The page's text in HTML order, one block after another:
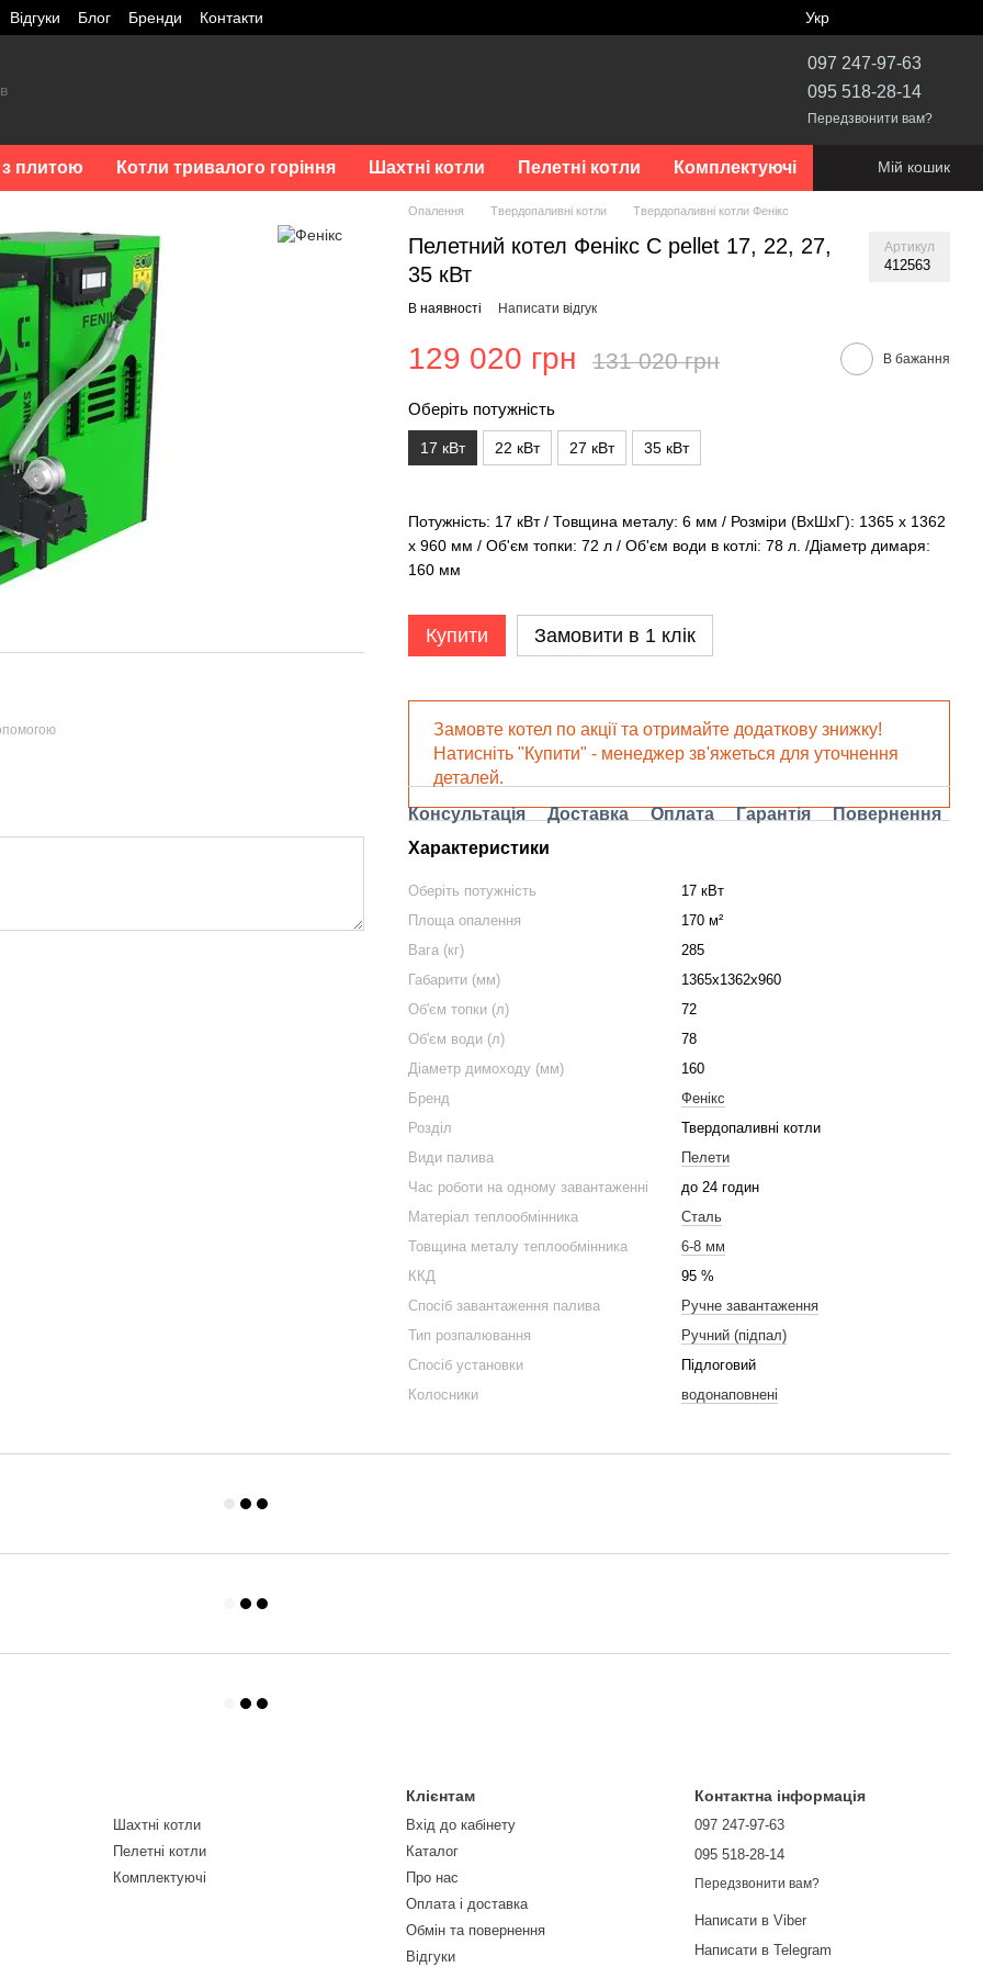
Відгуки Блог Бренди Контакти Укр
097 247-97-63
095 518-28-14
Передзвонити вам?
з плитою Котли тривалого горіння Шахтні котли Пелетні котли Комплектуючі Мій кошик
Опалення Твердопаливні котли Твердопаливні котли Фенікс
Пелетний котел Фенікс C pellet 17, 22, 27,
35 кВт
Артикул
412563
В наявності Написати відгук
129 020 грн 131 020 грн В бажання
Оберіть потужність
17 кВт 22 кВт 27 кВт 35 кВт
Потужність: 17 кВт / Товщина металу: 6 мм / Розміри (ВхШхГ): 1365 х 1362
х 960 мм / Об'єм топки: 72 л / Об'єм води в котлі: 78 л. /Діаметр димаря:
160 мм
Купити Замовити в 1 клік
Замовте котел по акції та отримайте додаткову знижку!
Натисніть "Купити" - менеджер зв'яжеться для уточнення
деталей.
Консультація
Доставка Оплата Гарантія
Повернення
Характеристики
Оберіть потужність
17 кВт
Площа опалення
170 м²
Вага (кг)
285
Габарити (мм)
1365х1362х960
Об'єм топки (л)
72
Об'єм води (л)
78
Діаметр димоходу (мм)
160
Бренд
Фенікс
Розділ
Твердопаливні котли
Види палива
Пелети
Час роботи на одному завантаженні
до 24 годин
Матеріал теплообмінника
Сталь
Товщина металу теплообмінника
6-8 мм
ККД
95 %
Спосіб завантаження палива
Ручне завантаження
Тип розпалювання
Ручний (підпал)
Спосіб установки
Підлоговий
Колосники
водонаповнені
Шахтні котли
Пелетні котли
Комплектуючі
Клієнтам
Вхід до кабінету
Каталог
Про нас
Оплата і доставка
Обмін та повернення
Відгуки
Контактна інформація
097 247-97-63
095 518-28-14
Передзвонити вам?
Написати в Viber
Написати в Telegram